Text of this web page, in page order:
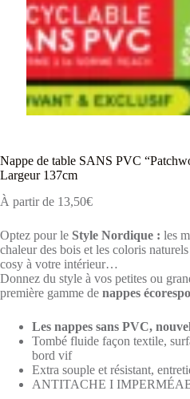
Nappe de table SANS PVC
Largeur 137cm
À partir de 13,50€
Optez pour le Style Nordique : les
chaleur des bois et les coloris
cosy à votre intérieur…
Donnez du style à vos petites ou
première gamme de nappes
Les nappes sans PVC,
Tombé fluide façon textile,
bord vif
Extra souple et résistant,
ANTITACHE I